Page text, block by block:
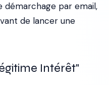
démarchage par email,
de lancer une
Intérêt"